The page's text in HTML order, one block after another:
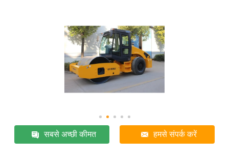
सबसे अच्छी कीमत हमसे संपर्क करें